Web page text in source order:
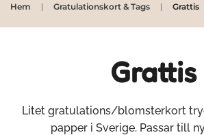
Hem Gratulationskort & Tags Grattis
Grattis
Litet gratulations/blomsterkort
papper i Sverige. Passar till